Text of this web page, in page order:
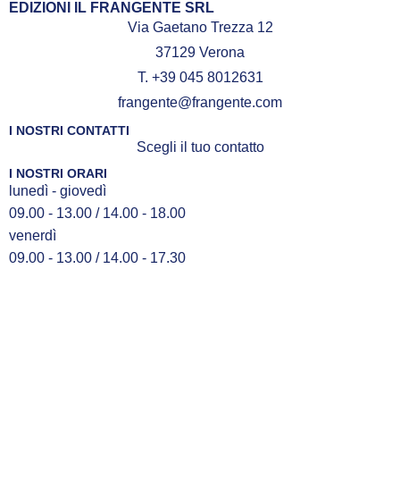
EDIZIONI IL FRANGENTE SRL
Via Gaetano Trezza 12
37129 Verona
T. +39 045 8012631
frangente@frangente.com
I NOSTRI CONTATTI
Scegli il tuo contatto
I NOSTRI ORARI
lunedì - giovedì
09.00 - 13.00 / 14.00 - 18.00
venerdì
09.00 - 13.00 / 14.00 - 17.30